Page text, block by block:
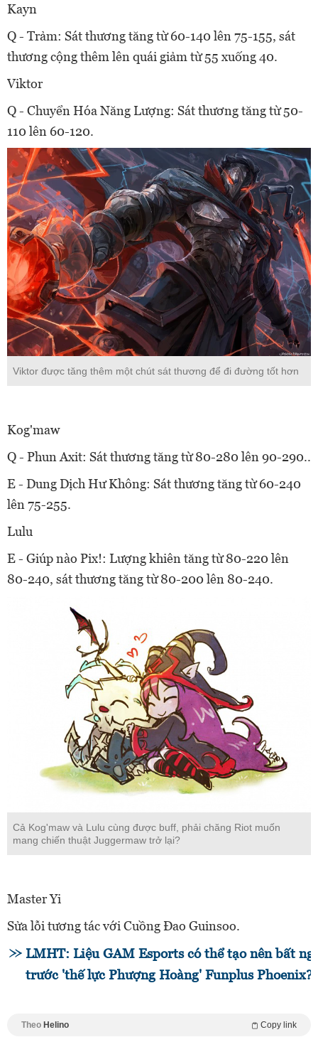
Kayn
Q - Trảm: Sát thương tăng từ 60-140 lên 75-155, sát
thương cộng thêm lên quái giảm từ 55 xuống 40.
Viktor
Q - Chuyển Hóa Năng Lượng: Sát thương tăng từ 50-
110 lên 60-120.
Viktor được tăng thêm một chút sát thương để đi đường tốt hơn
Kog'maw
Q - Phun Axit: Sát thương tăng từ 80-280 lên 90-290..
E - Dung Dịch Hư Không: Sát thương tăng từ 60-240
lên 75-255.
Lulu
E - Giúp nào Pix!: Lượng khiên tăng từ 80-220 lên
80-240, sát thương tăng từ 80-200 lên 80-240.
Cả Kog'maw và Lulu cùng được buff, phải chăng Riot muốn
mang chiến thuật Juggermaw trở lại?
Master Yi
Sửa lỗi tương tác với Cuồng Đao Guinsoo.
LMHT: Liệu GAM Esports có thể tạo nên bất
trước 'thế lực Phượng Hoàng' Funplus Phoenix?
Theo Helino Copy link